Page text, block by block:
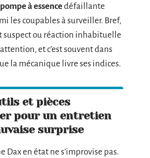
pompe à essencedéfaillante
les coupables à surveiller. Bref,
suspect ou réaction inhabituelle
et c’est souvent dans
la mécanique livre ses indices.
et pièces
pour un entretien
surprise
Dax en état ne s’improvise pas.